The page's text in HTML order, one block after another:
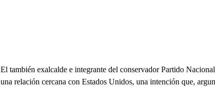
El también exalcalde e integrante del conservador Partido
una relación cercana con Estados Unidos, una intención que,